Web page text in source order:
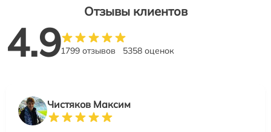
Отзывы клиентов
4.91799 отзывов 5358 оценок
Чистяков Максим